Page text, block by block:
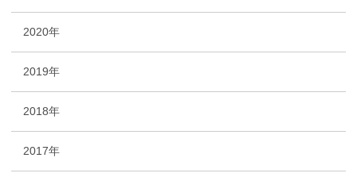
2020年
2019年
2018年
2017年